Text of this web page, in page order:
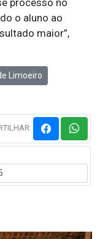
o aluno ao
maior”,
Limoeiro